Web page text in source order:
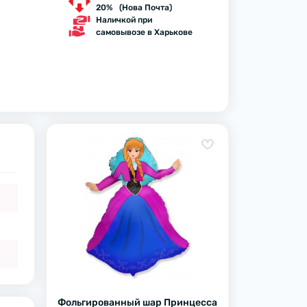
20% (Нова Почта)
Наличкой при
самовывозе в Харькове
Фольгированный шар Принцесса